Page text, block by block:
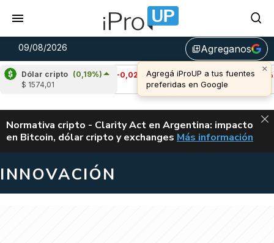
09/08/2026 library_addAgreganos
Dólar cripto (0,19%)
$ 1574,01
Cardano (-0,02%)
u$s 0,20
Avalanche
(-1,08%)
u$s 6,49
ALERTA
Normativa cripto - Clarity Act en Argentina: impacto
en Bitcoin, dólar cripto y exchanges CLARITY ACT EN
Más información
INNOVACIÓN